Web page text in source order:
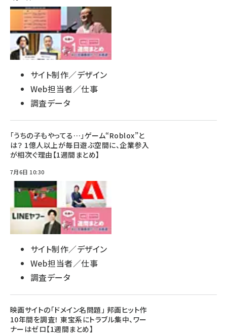
サイト制作／デザイン
Web担当者／仕事
調査データ
「うちの子もやってる…」ゲーム“Roblox”と
は？ 1億人以上が毎日遊ぶ空間に、企業参入
が相次ぐ理由【1週間まとめ】
7月6日 10:30
サイト制作／デザイン
Web担当者／仕事
調査データ
映画サイトの「ドメイン名問題」 邦画ヒット作
10年間を調査！ 東宝系にトラブル集中、ワー
ナーはゼロ【1週間まとめ】